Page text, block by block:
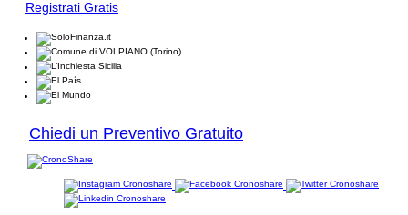
Registrati Gratis
Chiedi un Preventivo Gratuito